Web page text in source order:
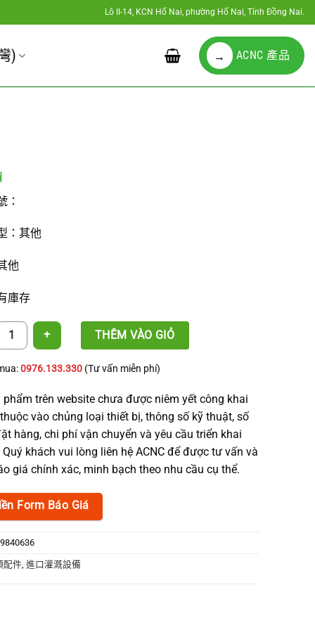
Lô II-14, KCN Hố Nai, phường Hố Nai, Tỉnh Đồng Nai.
) → ACNC 產品
：
：其他
他
庫存
底座接頭 數量 THÊM VÀO GIỎ
0976.133.330(Tư vấn miễn phí)
phẩm trên website chưa được niêm yết công khai
vào chủng loại thiết bị, thông số kỹ thuật, số
hàng, chi phí vận chuyển và yêu cầu triển khai
khách vui lòng liên hệ ACNC để được tư vấn và
giá chính xác, minh bạch theo nhu cầu cụ thể.
Form Báo Giá
配件, 進口灌溉設備